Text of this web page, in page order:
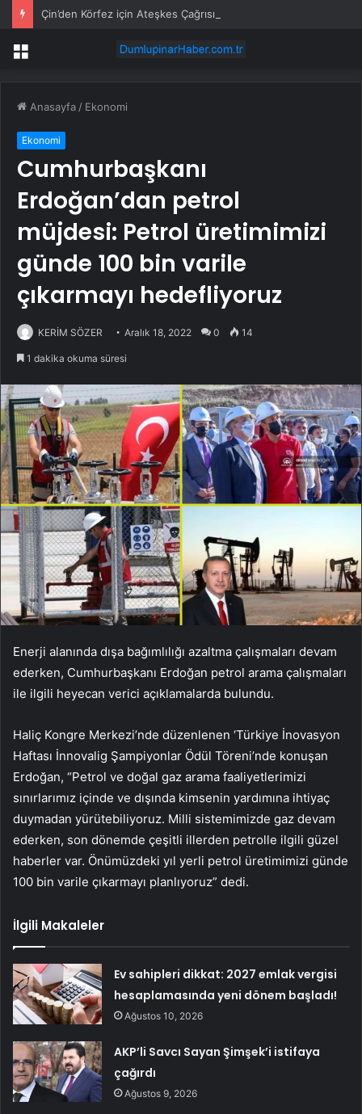
Çin’den Körfez için Ateşkes Çağrısı
Menü
Anasayfa / Ekonomi
Ekonomi
Cumhurbaşkanı
Erdoğan’dan petrol
müjdesi: Petrol üretimimizi
günde 100 bin varile
çıkarmayı hedefliyoruz
KERİM SÖZER Aralık 18, 2022 0 14
1 dakika okuma süresi
Enerji alanında dışa bağımlılığı azaltma çalışmaları devam
ederken, Cumhurbaşkanı Erdoğan petrol arama çalışmaları
ile ilgili heyecan verici açıklamalarda bulundu.
Haliç Kongre Merkezi’nde düzenlenen ‘Türkiye İnovasyon
Haftası İnnovalig Şampiyonlar Ödül Töreni’nde konuşan
Erdoğan, “Petrol ve doğal gaz arama faaliyetlerimizi
sınırlarımız içinde ve dışında kimsenin yardımına ihtiyaç
duymadan yürütebiliyoruz. Milli sistemimizde gaz devam
ederken, son dönemde çeşitli illerden petrolle ilgili güzel
haberler var. Önümüzdeki yıl yerli petrol üretimimizi günde
100 bin varile çıkarmayı planlıyoruz” dedi.
İlgili Makaleler
Ev sahipleri dikkat: 2027 emlak vergisi
hesaplamasında yeni dönem başladı!
Ağustos 10, 2026
AKP’li Savcı Sayan Şimşek’i istifaya
çağırdı
Ağustos 9, 2026